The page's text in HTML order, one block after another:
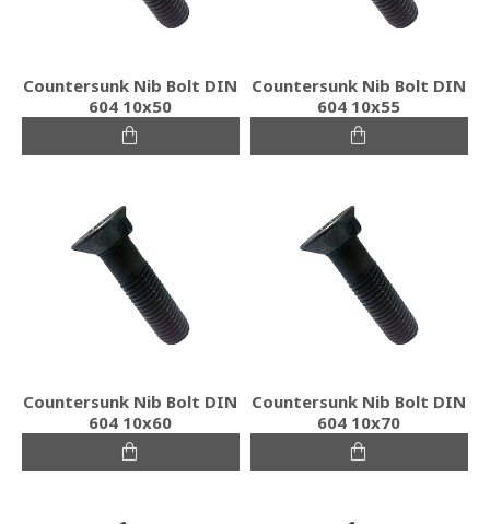
Countersunk Nib Bolt DIN
604 10x50
Countersunk Nib Bolt DIN
604 10x55
Countersunk Nib Bolt DIN
604 10x60
Countersunk Nib Bolt DIN
604 10x70